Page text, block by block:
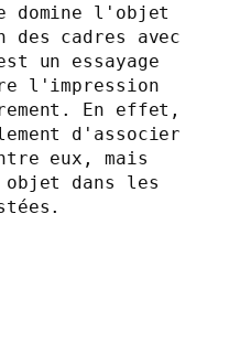
domine l'objet
cadres avec
un essayage
l'impression
En effet,
d'associer
eux, mais
objet dans les